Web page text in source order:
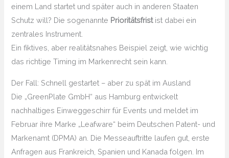
einem Land startet und später auch in anderen Staaten
Schutz will? Die sogenannte Prioritätsfristist dabei ein
zentrales Instrument.
Ein fiktives, aber realitätsnahes Beispiel zeigt, wie wichtig
das richtige Timing im Markenrecht sein kann.
Der Fall: Schnell gestartet – aber zu spät im Ausland
Die „GreenPlate GmbH“ aus Hamburg entwickelt
nachhaltiges Einweggeschirr für Events und meldet im
Februar ihre Marke „Leafware“ beim Deutschen Patent- und
Markenamt (DPMA) an. Die Messeauftritte laufen gut, erste
Anfragen aus Frankreich, Spanien und Kanada folgen. Im